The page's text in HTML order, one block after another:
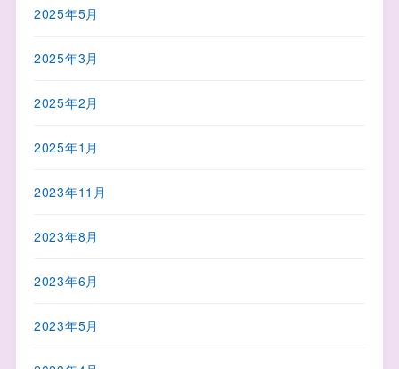
2025年5月
2025年3月
2025年2月
2025年1月
2023年11月
2023年8月
2023年6月
2023年5月